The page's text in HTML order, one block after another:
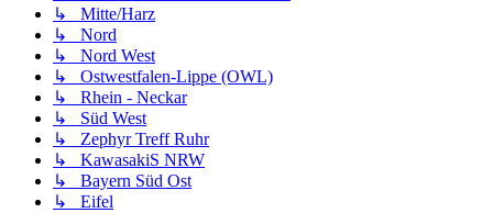
↳ Mitte/Harz
↳ Nord
↳ Nord West
↳ Ostwestfalen-Lippe (OWL)
↳ Rhein - Neckar
↳ Süd West
↳ Zephyr Treff Ruhr
↳ KawasakiS NRW
↳ Bayern Süd Ost
↳ Eifel